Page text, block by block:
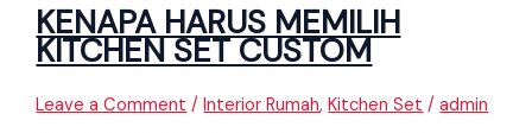
KENAPA HARUS MEMILIH
KITCHEN SET CUSTOM
Leave a Comment /Interior Rumah,Kitchen Set /admin